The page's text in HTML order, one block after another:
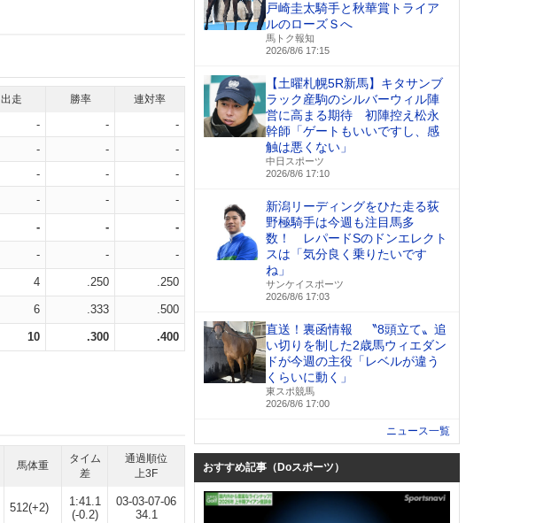
出走 勝率 連対率
- -
-
- -
-
- -
-
- - -
- - -
- - -
4 .250 .250
6 .333 .500
10 .300 .400
馬体重
タイム
差
通過順位
上3F
512(+2)
1:41.1
(-0.2)
03-03-07-06
34.1
戸崎圭太騎手と秋華賞トライア
ルのローズＳへ
馬トク報知
2026/8/6 17:15
【土曜札幌5R新馬】キタサンブ
ラック産駒のシルバーウィル陣
営に高まる期待 初陣控え松永
幹師「ゲートもいいですし、感
触は悪くない」
中日スポーツ
2026/8/6 17:10
新潟リーディングをひた走る荻
野極騎手は今週も注目馬多
数！ レパードSのドンエレクト
スは「気分良く乗りたいです
ね」
サンケイスポーツ
2026/8/6 17:03
直送！裏函情報 〝8頭立て〟追
い切りを制した2歳馬ウィエダン
ドが今週の主役「レベルが違う
くらいに動く」
東スポ競馬
2026/8/6 17:00
ニュース一覧
おすすめ記事（Doスポーツ）